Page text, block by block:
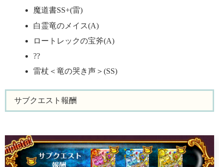
魔道書SS+(雷)
白霊竜のメイス(A)
ロートレックの宝斧(A)
??
雷杖＜竜の哭き声＞(SS)
サブクエスト報酬